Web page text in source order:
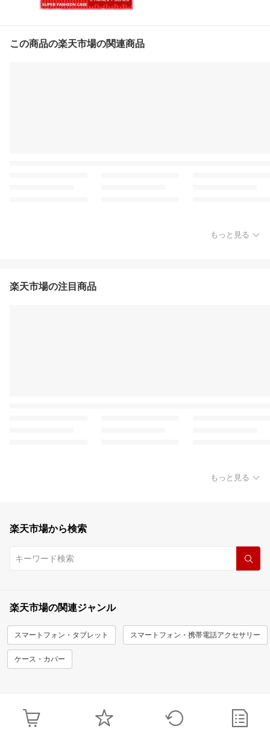
この商品の楽天市場の関連商品
もっと見る
楽天市場の注目商品
もっと見る
楽天市場から検索
楽天市場の関連ジャンル
スマートフォン・タブレット スマートフォン・携帯電話アクセサリー
ケース・カバー